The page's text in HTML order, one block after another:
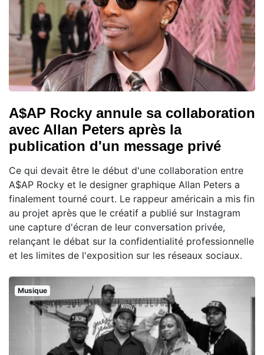
A$AP Rocky annule sa collaboration
avec Allan Peters après la
publication d'un message privé
Ce qui devait être le début d'une collaboration entre
A$AP Rocky et le designer graphique Allan Peters a
finalement tourné court. Le rappeur américain a mis fin
au projet après que le créatif a publié sur Instagram
une capture d'écran de leur conversation privée,
relançant le débat sur la confidentialité professionnelle
et les limites de l'exposition sur les réseaux sociaux.
Musique